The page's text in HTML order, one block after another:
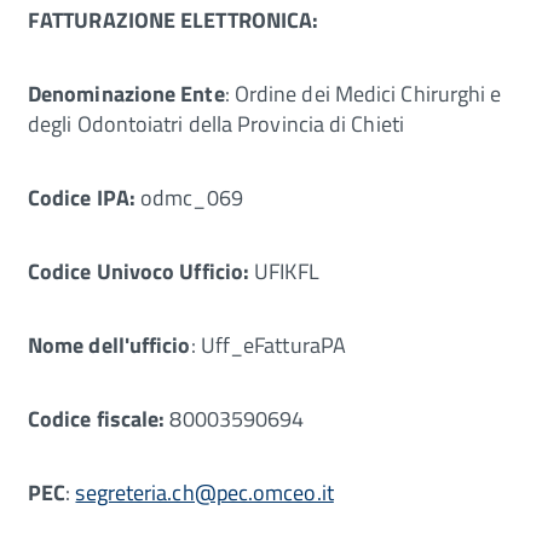
FATTURAZIONE ELETTRONICA:
Denominazione Ente: Ordine dei Medici Chirurghi e
degli Odontoiatri della Provincia di Chieti
Codice IPA: odmc_069
Codice Univoco Ufficio: UFIKFL
Nome dell'ufficio: Uff_eFatturaPA
Codice fiscale:80003590694
PEC:segreteria.ch@pec.omceo.it